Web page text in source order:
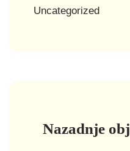
Uncategorized
Nazadnje